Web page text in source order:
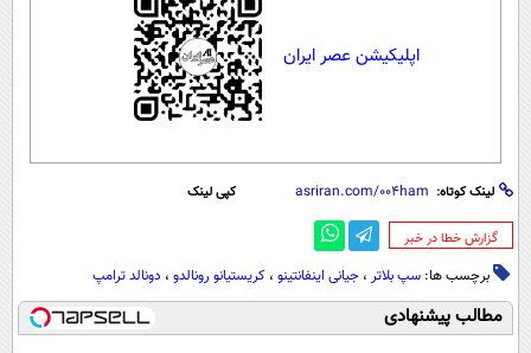
اپلیکیشن عصر ایران
لینک کوتاه: کپی لینک
‌گزارش خطا در خبر
برچسب ها: سپ بلاتر ، جیانی اینفانتینو ، کریستیانو رونالدو ، دونالد ترامپ
مطالب پیشنهادی